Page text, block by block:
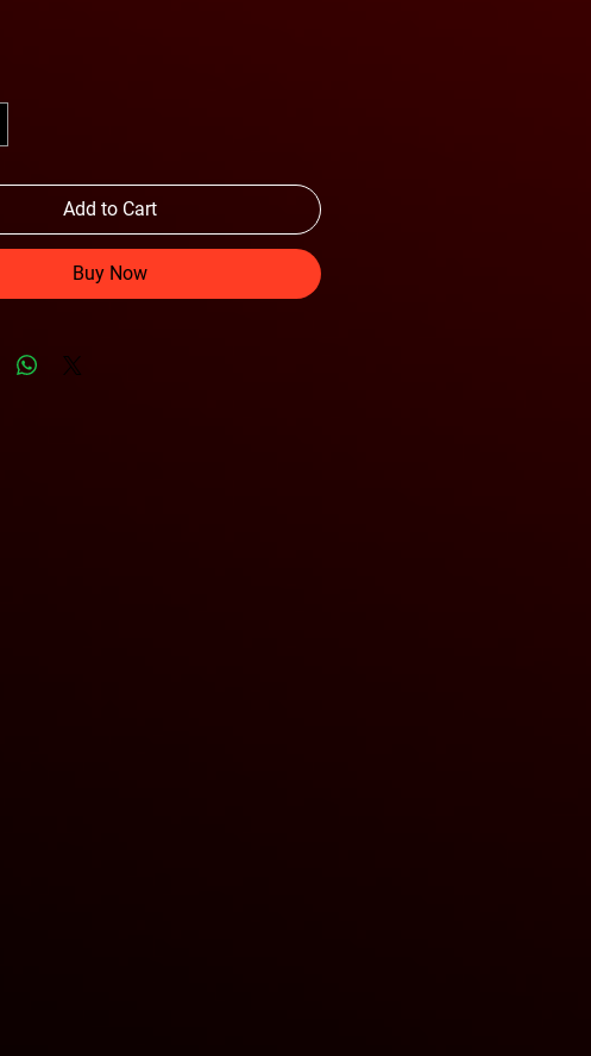
Add to Cart
Buy Now